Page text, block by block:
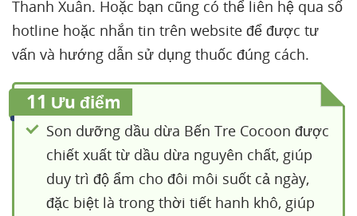
Thanh Xuân. Hoặc bạn cũng có thể liên hệ qua số
hotline hoặc nhắn tin trên website để được tư
vấn và hướng dẫn sử dụng thuốc đúng cách.
11 Ưu điểm
Son dưỡng dầu dừa Bến Tre Cocoon được
chiết xuất từ dầu dừa nguyên chất, giúp
duy trì độ ẩm cho đôi môi suốt cả ngày,
đặc biệt là trong thời tiết hanh khô, giúp